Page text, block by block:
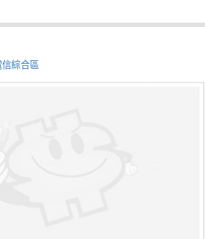
信綜合區